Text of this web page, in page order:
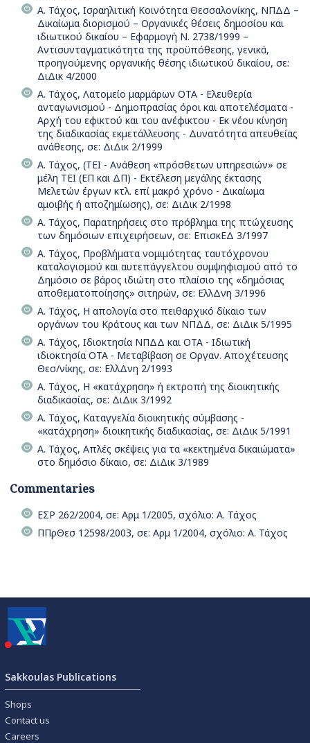
Α. Τάχος, Ισραηλιτική Κοινότητα Θεσσαλονίκης, ΝΠΔΔ –
Δικαίωμα διορισμού – Οργανικές θέσεις δημοσίου και
ιδιωτικού δικαίου – Εφαρμογή Ν. 2738/1999 –
Αντισυνταγματικότητα της προϋπόθεσης, γενικά,
προηγούμενης οργανικής θέσης ιδιωτικού δικαίου, σε:
ΔιΔικ 4/2000
Α. Τάχος, Λατομείο μαρμάρων OTA - Ελευθερία
ανταγωνισμού - Δημοπρασίας όροι και αποτελέσματα -
Αρχή του εφικτού και του ανέφικτου - Εκ νέου κίνηση
της διαδικασίας εκμετάλλευσης - Δυνατότητα απευθείας
ανάθεσης, σε: ΔιΔικ 2/1999
Α. Τάχος, (ΤΕΙ - Ανάθεση «πρόσθετων υπηρεσιών» σε
μέλη ΤΕΙ (ΕΠ και ΔΠ) - Εκτέλεση μεγάλης έκτασης
Μελετών έργων κτλ. επί μακρό χρόνο - Δικαίωμα
αμοιβής ή αποζημίωσης), σε: ΔιΔικ 2/1998
Α. Τάχος, Παρατηρήσεις στο πρόβλημα της πτώχευσης
των δημόσιων επιχειρήσεων, σε: ΕπισκΕΔ 3/1997
Α. Τάχος, Προβλήματα νομιμότητας ταυτόχρονου
καταλογισμού και αυτεπάγγελτου συμψηφισμού από το
Δημόσιο σε βάρος ιδιώτη στο πλαίσιο της «δημόσιας
αποθεματοποίησης» σιτηρών, σε: ΕλλΔνη 3/1996
Α. Τάχος, Η απολογία στο πειθαρχικό δίκαιο των
οργάνων του Κράτους και των ΝΠΔΔ, σε: ΔιΔικ 5/1995
Α. Τάχος, Ιδιοκτησία ΝΠΔΔ και ΟΤΑ - Ιδιωτική
ιδιοκτησία ΟΤΑ - Μεταβίβαση σε Οργαν. Αποχέτευσης
Θεσ/νίκης, σε: ΕλλΔνη 2/1993
Α. Τάχος, Η «κατάχρηση» ή εκτροπή της διοικητικής
διαδικασίας, σε: ΔιΔικ 3/1992
Α. Τάχος, Καταγγελία διοικητικής σύμβασης -
«κατάχρηση» διοικητικής διαδικασίας, σε: ΔιΔικ 5/1991
Α. Τάχος, Απλές σκέψεις για τα «κεκτημένα δικαιώματα»
στο δημόσιο δίκαιο, σε: ΔιΔικ 3/1989
Commentaries
ΕΣΡ 262/2004, σε: Αρμ 1/2005, σχόλιο: Α. Τάχος
ΠΠρΘεσ 12598/2003, σε: Αρμ 1/2004, σχόλιο: Α. Τάχος
Sakkoulas Publications
Shops
Contact us
Careers